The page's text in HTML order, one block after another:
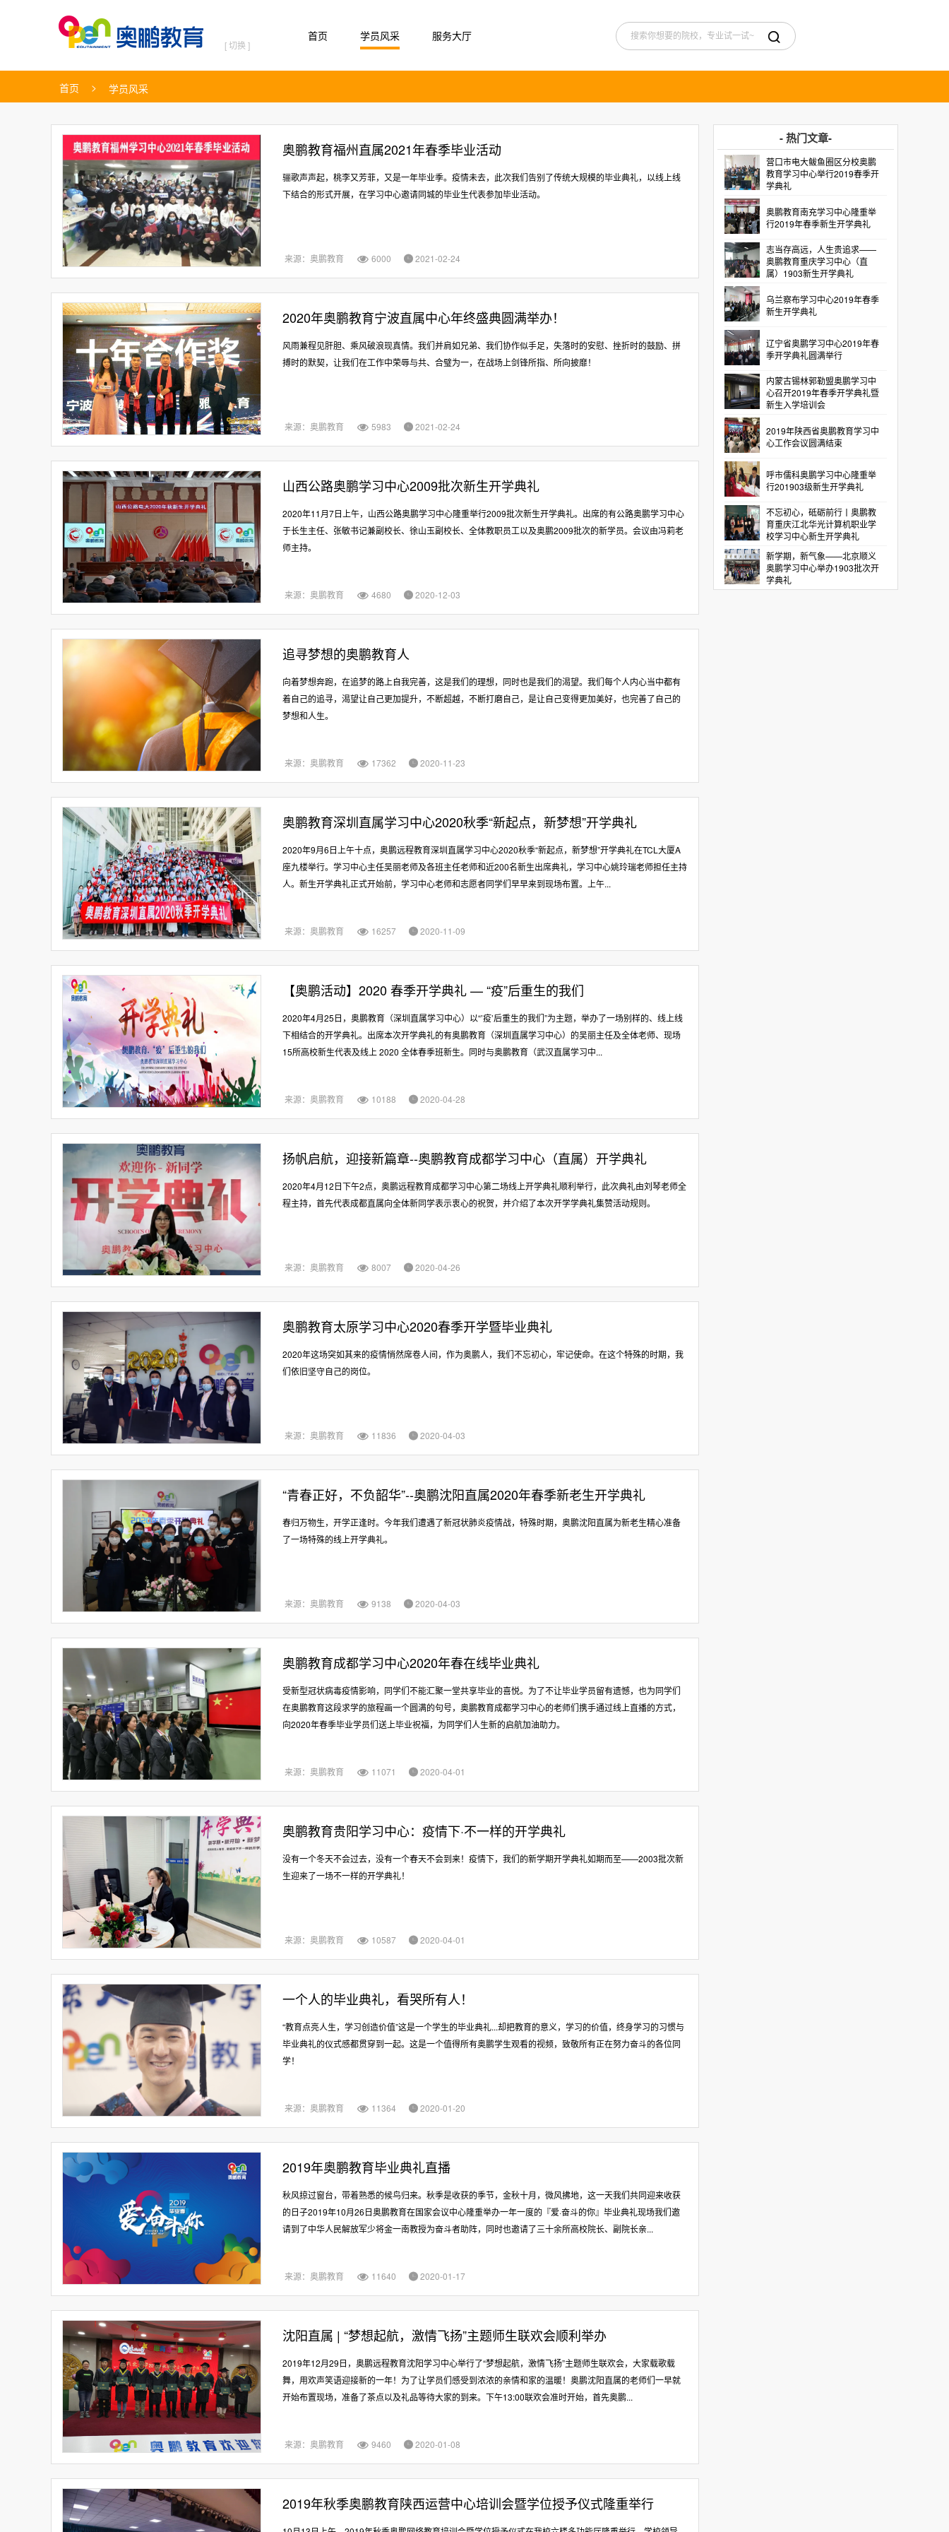
[ 切换 ]
首页 学员风采 服务大厅 
首页 > 学员风采
奥鹏教育福州直属2021年春季毕业活动
骊歌声声起，桃李又芳菲，又是一年毕业季。疫情未去，此次我们告别了传统大规模的毕业典礼，以线上线
下结合的形式开展，在学习中心邀请同城的毕业生代表参加毕业活动。
来源：奥鹏教育  6000  2021-02-24
2020年奥鹏教育宁波直属中心年终盛典圆满举办！
风雨兼程见肝胆、乘风破浪现真情。我们并肩如兄弟、我们协作似手足，失落时的安慰、挫折时的鼓励、拼
搏时的默契，让我们在工作中荣辱与共、合璧为一，在战场上剑锋所指、所向披靡！
来源：奥鹏教育  5983  2021-02-24
山西公路奥鹏学习中心2009批次新生开学典礼
2020年11月7日上午，山西公路奥鹏学习中心隆重举行2009批次新生开学典礼。出席的有公路奥鹏学习中心
于长生主任、张敏书记兼副校长、徐山玉副校长、全体教职员工以及奥鹏2009批次的新学员。会议由冯莉老
师主持。
来源：奥鹏教育  4680  2020-12-03
追寻梦想的奥鹏教育人
向着梦想奔跑，在追梦的路上自我完善，这是我们的理想，同时也是我们的渴望。我们每个人内心当中都有
着自己的追寻，渴望让自己更加提升，不断超越，不断打磨自己，是让自己变得更加美好，也完善了自己的
梦想和人生。
来源：奥鹏教育  17362  2020-11-23
奥鹏教育深圳直属学习中心2020秋季“新起点，新梦想”开学典礼
2020年9月6日上午十点，奥鹏远程教育深圳直属学习中心2020秋季“新起点，新梦想”开学典礼在TCL大厦A
座九楼举行。学习中心主任吴丽老师及各班主任老师和近200名新生出席典礼，学习中心姚玲瑞老师担任主持
人。新生开学典礼正式开始前，学习中心老师和志愿者同学们早早来到现场布置。上午...
来源：奥鹏教育  16257  2020-11-09
【奥鹏活动】2020 春季开学典礼 — “疫”后重生的我们
2020年4月25日，奥鹏教育（深圳直属学习中心）以“’疫’后重生的我们”为主题，举办了一场别样的、线上线
下相结合的开学典礼。出席本次开学典礼的有奥鹏教育（深圳直属学习中心）的吴丽主任及全体老师、现场
15所高校新生代表及线上 2020 全体春季班新生。同时与奥鹏教育（武汉直属学习中...
来源：奥鹏教育  10188  2020-04-28
扬帆启航，迎接新篇章--奥鹏教育成都学习中心（直属）开学典礼
2020年4月12日下午2点，奥鹏远程教育成都学习中心第二场线上开学典礼顺利举行，此次典礼由刘琴老师全
程主持，首先代表成都直属向全体新同学表示衷心的祝贺，并介绍了本次开学学典礼集赞活动规则。
来源：奥鹏教育  8007  2020-04-26
奥鹏教育太原学习中心2020春季开学暨毕业典礼
2020年这场突如其来的疫情悄然席卷人间，作为奥鹏人，我们不忘初心，牢记使命。在这个特殊的时期，我
们依旧坚守自己的岗位。
来源：奥鹏教育  11836  2020-04-03
​“青春正好，不负韶华”--奥鹏沈阳直属2020年春季新老生开学典礼
春归万物生，开学正逢时。今年我们遭遇了新冠状肺炎疫情战，特殊时期，奥鹏沈阳直属为新老生精心准备
了一场特殊的线上开学典礼。
来源：奥鹏教育  9138  2020-04-03
奥鹏教育成都学习中心2020年春在线毕业典礼
受新型冠状病毒疫情影响，同学们不能汇聚一堂共享毕业的喜悦。为了不让毕业学员留有遗憾，也为同学们
在奥鹏教育这段求学的旅程画一个圆满的句号，奥鹏教育成都学习中心的老师们携手通过线上直播的方式，
向2020年春季毕业学员们送上毕业祝福，为同学们人生新的启航加油助力。
来源：奥鹏教育  11071  2020-04-01
奥鹏教育贵阳学习中心：疫情下·不一样的开学典礼
没有一个冬天不会过去，没有一个春天不会到来！疫情下，我们的新学期开学典礼如期而至——2003批次新
生迎来了一场不一样的开学典礼！
来源：奥鹏教育  10587  2020-04-01
一个人的毕业典礼，看哭所有人！
“教育点亮人生，学习创造价值”这是一个学生的毕业典礼...却把教育的意义，学习的价值，终身学习的习惯与
毕业典礼的仪式感都贯穿到一起。这是一个值得所有奥鹏学生观看的视频，致敬所有正在努力奋斗的各位同
学！
来源：奥鹏教育  11364  2020-01-20
2019年奥鹏教育毕业典礼直播
秋风掠过窗台，带着熟悉的候鸟归来。秋季是收获的季节，金秋十月，微风拂地，这一天我们共同迎来收获
的日子2019年10月26日奥鹏教育在国家会议中心隆重举办一年一度的『爱·奋斗的你』毕业典礼现场我们邀
请到了中华人民解放军少将金一南教授为奋斗者助阵，同时也邀请了三十余所高校院长、副院长亲...
来源：奥鹏教育  11640  2020-01-17
沈阳直属 | “梦想起航，激情飞扬”主题师生联欢会顺利举办
2019年12月29日，奥鹏远程教育沈阳学习中心举行了“梦想起航，激情飞扬”主题师生联欢会，大家载歌载
舞，用欢声笑语迎接新的一年！为了让学员们感受到浓浓的亲情和家的温暖！奥鹏沈阳直属的老师们一早就
开始布置现场，准备了茶点以及礼品等待大家的到来。下午13:00联欢会准时开始，首先奥鹏...
来源：奥鹏教育  9460  2020-01-08
2019年秋季奥鹏教育陕西运营中心培训会暨学位授予仪式隆重举行
- 热门文章-
营口市电大鲅鱼圈区分校奥鹏
教育学习中心举行2019春季开
学典礼
奥鹏教育南充学习中心隆重举
行2019年春季新生开学典礼
志当存高远，人生贵追求——
奥鹏教育重庆学习中心（直
属）1903新生开学典礼
乌兰察布学习中心2019年春季
新生开学典礼
辽宁省奥鹏学习中心2019年春
季开学典礼圆满举行
内蒙古锡林郭勒盟奥鹏学习中
心召开2019年春季开学典礼暨
新生入学培训会
2019年陕西省奥鹏教育学习中
心工作会议圆满结束
呼市儒科奥鹏学习中心隆重举
行201903级新生开学典礼
不忘初心，砥砺前行丨奥鹏教
育重庆江北华光计算机职业学
校学习中心新生开学典礼
新学期，新气象——北京顺义
奥鹏学习中心举办1903批次开
学典礼